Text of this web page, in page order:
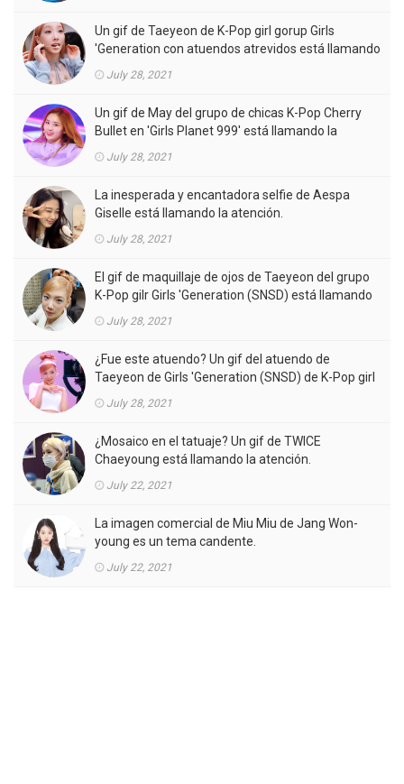
Un gif de Taeyeon de K-Pop girl gorup Girls
'Generation con atuendos atrevidos está llamando
July 28, 2021
Un gif de May del grupo de chicas K-Pop Cherry
Bullet en 'Girls Planet 999' está llamando la
July 28, 2021
La inesperada y encantadora selfie de Aespa
Giselle está llamando la atención.
July 28, 2021
El gif de maquillaje de ojos de Taeyeon del grupo
K-Pop gilr Girls 'Generation (SNSD) está llamando
July 28, 2021
¿Fue este atuendo? Un gif del atuendo de
Taeyeon de Girls 'Generation (SNSD) de K-Pop girl
July 28, 2021
¿Mosaico en el tatuaje? Un gif de TWICE
Chaeyoung está llamando la atención.
July 22, 2021
La imagen comercial de Miu Miu de Jang Won-
young es un tema candente.
July 22, 2021